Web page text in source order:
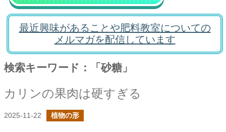
最近興味があることや肥料教室についての
メルマガを配信しています
検索キーワード：「砂糖」
カリンの果肉は硬すぎる
2025-11-22 植物の形